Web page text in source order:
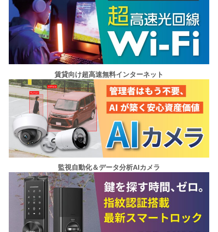
賃貸向け超高速無料インターネット
監視自動化＆データ分析AIカメラ